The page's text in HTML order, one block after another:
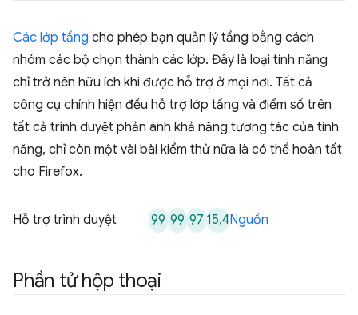
Các lớp tầng cho phép bạn quản lý tầng bằng cách
nhóm các bộ chọn thành các lớp. Đây là loại tính năng
chỉ trở nên hữu ích khi được hỗ trợ ở mọi nơi. Tất cả
công cụ chính hiện đều hỗ trợ lớp tầng và điểm số trên
tất cả trình duyệt phản ánh khả năng tương tác của tính
năng, chỉ còn một vài bài kiểm thử nữa là có thể hoàn tất
cho Firefox.
Hỗ trợ trình duyệt 99 99 97 15,4Nguồn
Phần tử hộp thoại